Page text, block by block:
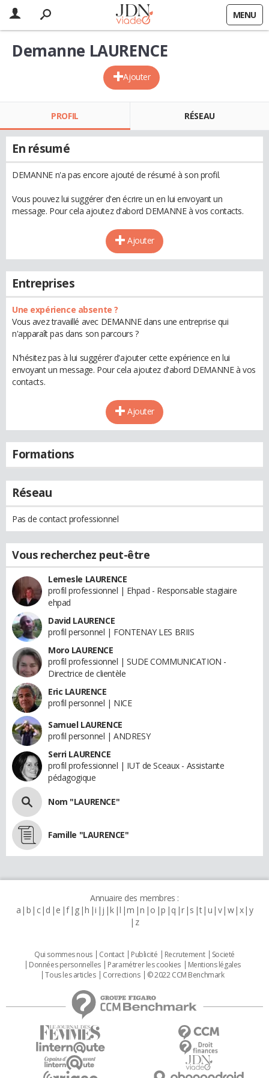
MENU
Ajouter
Demanne LAURENCE
PROFIL RÉSEAU
En résumé
DEMANNE n'a pas encore ajouté de résumé à son profil.
Vous pouvez lui suggérer d'en écrire un en lui envoyant un
message. Pour cela ajoutez d'abord DEMANNE à vos contacts.
Ajouter
Entreprises
Une expérience absente ?
Vous avez travaillé avec DEMANNE dans une entreprise qui
n'apparaît pas dans son parcours ?
N'hésitez pas à lui suggérer d'ajouter cette expérience en lui
envoyant un message. Pour cela ajoutez d'abord DEMANNE à vos
contacts.
Ajouter
Formations
Réseau
Pas de contact professionnel
Vous recherchez peut-être
Lemesle LAURENCE
profil professionnel | Ehpad - Responsable stagiaire
ehpad
David LAURENCE
profil personnel | FONTENAY LES BRIIS
Moro LAURENCE
profil professionnel | SUDE COMMUNICATION -
Directrice de clientèle
Eric LAURENCE
profil personnel | NICE
Samuel LAURENCE
profil personnel | ANDRESY
Serri LAURENCE
profil professionnel | IUT de Sceaux - Assistante
pédagogique
Nom "LAURENCE"
Famille "LAURENCE"
Annuaire des membres :
a b c d e f g h i j k l m n o p q r s t u v w x y
z
Qui sommes nous Contact Publicité Recrutement
Societé
Données personnelles
Paramétrer les cookies
Mentions légales
Tous les articles
Corrections © 2022 CCM Benchmark